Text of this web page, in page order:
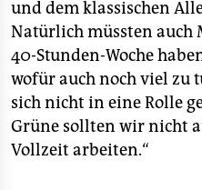
und dem klassischen
Natürlich müssten auch
40-Stunden-Woche
wofür auch noch viel zu
sich nicht in eine Rolle
Grüne sollten wir nicht
Vollzeit arbeiten.“